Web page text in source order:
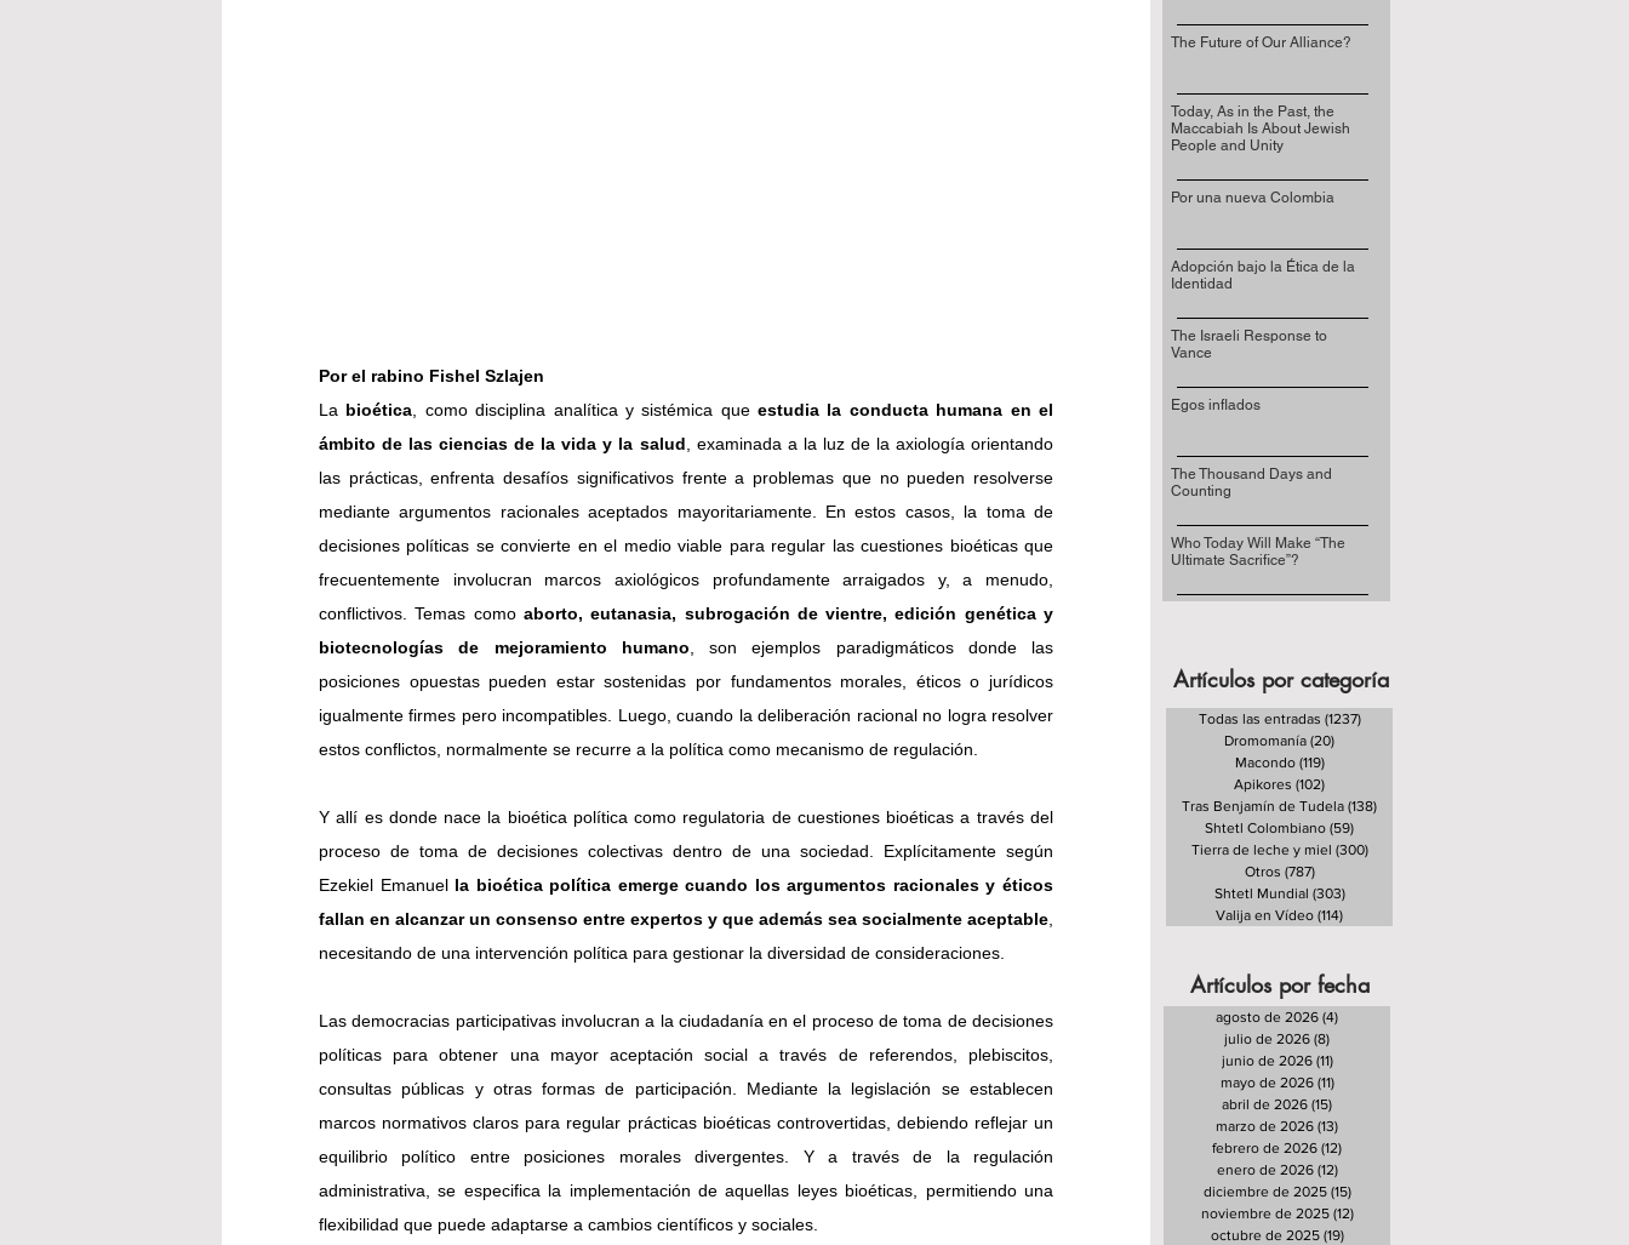
Por el rabino Fishel Szlajen
La bioética, como disciplina analítica y sistémica que estudia la conducta humana en el
ámbito de las ciencias de la vida y la salud, examinada a la luz de la axiología orientando
las prácticas, enfrenta desafíos significativos frente a problemas que no pueden resolverse
mediante argumentos racionales aceptados mayoritariamente. En estos casos, la toma de
decisiones políticas se convierte en el medio viable para regular las cuestiones bioéticas que
frecuentemente involucran marcos axiológicos profundamente arraigados y, a menudo,
conflictivos. Temas como aborto, eutanasia, subrogación de vientre, edición genética y
biotecnologías de mejoramiento humano, son ejemplos paradigmáticos donde las
posiciones opuestas pueden estar sostenidas por fundamentos morales, éticos o jurídicos
igualmente firmes pero incompatibles. Luego, cuando la deliberación racional no logra resolver
estos conflictos, normalmente se recurre a la política como mecanismo de regulación.
Y allí es donde nace la bioética política como regulatoria de cuestiones bioéticas a través del
proceso de toma de decisiones colectivas dentro de una sociedad. Explícitamente según
Ezekiel Emanuel la bioética política emerge cuando los argumentos racionales y éticos
fallan en alcanzar un consenso entre expertos y que además sea socialmente aceptable,
necesitando de una intervención política para gestionar la diversidad de consideraciones.
Las democracias participativas involucran a la ciudadanía en el proceso de toma de decisiones
políticas para obtener una mayor aceptación social a través de referendos, plebiscitos,
consultas públicas y otras formas de participación. Mediante la legislación se establecen
marcos normativos claros para regular prácticas bioéticas controvertidas, debiendo reflejar un
equilibrio político entre posiciones morales divergentes. Y a través de la regulación
administrativa, se especifica la implementación de aquellas leyes bioéticas, permitiendo una
flexibilidad que puede adaptarse a cambios científicos y sociales.
The Future of Our Alliance?
Today, As in the Past, the
Maccabiah Is About Jewish
People and Unity
Por una nueva Colombia
Adopción bajo la Ética de la
Identidad
The Israeli Response to
Vance
Egos inflados
The Thousand Days and
Counting
Who Today Will Make “The
Ultimate Sacrifice”?
Artículos por categoría
Todas las entradas (1237)1237 entradas
Dromomanía (20)
Macondo (119)119 entradas
Apikores (102)
Tras Benjamín de Tudela (138)
Shtetl Colombiano (59)
Tierra de leche y miel (300)300 entradas
Otros (787)787 entradas
Shtetl Mundial (303)303 entradas
Valija en Vídeo (114)
Artículos por fecha
agosto de 2026 (4)
julio de 2026 (8)
junio de 2026 (11)11 entradas
mayo de 2026 (11)11 entradas
abril de 2026 (15)
marzo de 2026 (13)
febrero de 2026 (12)
enero de 2026 (12)12 entradas
diciembre de 2025 (15)15 entradas
noviembre de 2025 (12)12 entradas
octubre de 2025 (19)19 entradas